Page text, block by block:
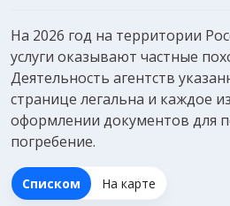
На 2026 год на территории
услуги оказывают частные
Деятельность агентств
странице легальна и каждое
оформлении документов для
погребение.
Списком На карте